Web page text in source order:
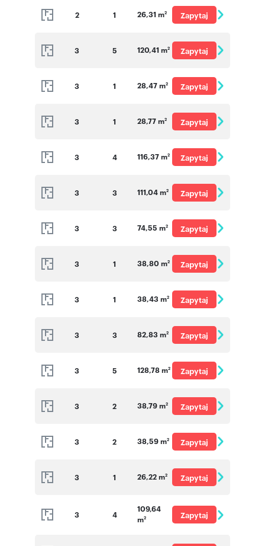
2 1 26,31 m2
Zapytaj
3 5 120,41 m2
Zapytaj
3 1 28,47 m2
Zapytaj
3 1 28,77 m2
Zapytaj
3 4 116,37 m2
Zapytaj
3 3 111,04 m2
Zapytaj
3 3 74,55 m2
Zapytaj
3 1 38,80 m2
Zapytaj
3 1 38,43 m2
Zapytaj
3 3 82,83 m2
Zapytaj
3 5 128,78 m2
Zapytaj
3 2 38,79 m2
Zapytaj
3 2 38,59 m2
Zapytaj
3 1 26,22 m2
Zapytaj
3 4
109,64
m2
Zapytaj